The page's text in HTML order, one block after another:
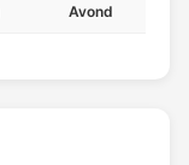
Avond